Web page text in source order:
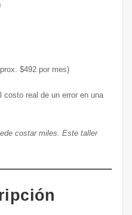
$492 por mes)
real de un error en una
costar miles. Este taller